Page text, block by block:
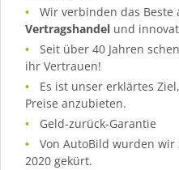
Wir verbinden das Beste
Vertragshandel und
Seit über 40 Jahren
ihr Vertrauen!
Es ist unser erklärtes
Preise anzubieten.
Geld-zurück-Garantie
Von AutoBild wurden
2020 gekürt.